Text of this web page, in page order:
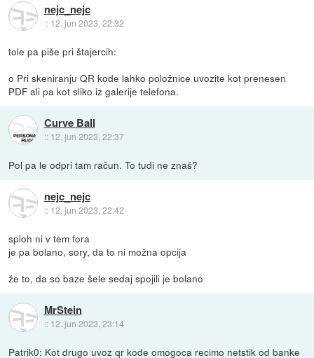
nejc_nejc
:: 12. jun 2023, 22:32
tole pa piše pri štajercih:
o Pri skeniranju QR kode lahko položnice uvozite kot prenesen
PDF ali pa kot sliko iz galerije telefona.
Curve Ball
:: 12. jun 2023, 22:37
Pol pa le odpri tam račun. To tudi ne znaš?
nejc_nejc
:: 12. jun 2023, 22:42
sploh ni v tem fora
je pa bolano, sory, da to ni možna opcija
že to, da so baze šele sedaj spojili je bolano
MrStein
:: 12. jun 2023, 23:14
Patrik0: Kot drugo uvoz qr kode omogoca recimo netstik od banke